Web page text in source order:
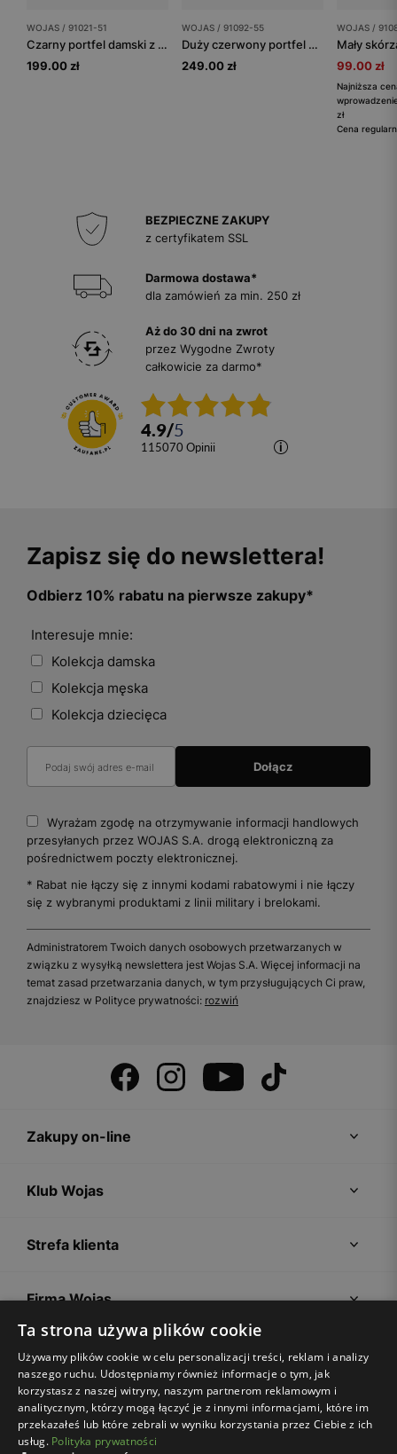
WOJAS / 91021-51
Czarny portfel damski z ozdobnym tłoczeniem
199.00 zł
WOJAS / 91092-55
Duży czerwony portfel ze skóry licowej z RFID
249.00 zł
WOJAS /
99.00 zł
Najniższa
zł
Cena
BEZPIECZNE ZAKUPY
z certyfikatem SSL
Darmowa dostawa*
dla zamówień za min. 250 zł
Aż do 30 dni na zwrot
przez Wygodne Zwroty
całkowicie za darmo*
4.9/5
115070 opinii
Zapisz się do newslettera!
Odbierz 10% rabatu na pierwsze zakupy*
Interesuje mnie:
Kolekcja damska
Kolekcja męska
Kolekcja dziecięca
Wyrażam zgodę na otrzymywanie informacji handlowych
przesyłanych przez WOJAS S.A. drogą elektroniczną za
pośrednictwem poczty elektronicznej.
* Rabat nie łączy się z innymi kodami rabatowymi i nie łączy
się z wybranymi produktami z linii military i brelokami.
Administratorem Twoich danych osobowych przetwarzanych w
związku z wysyłką newslettera jest Wojas S.A. Więcej informacji na
temat zasad przetwarzania danych, w tym przysługujących Ci praw,
znajdziesz w Polityce prywatności: rozwiń
Zakupy on-line
Klub Wojas
Strefa klienta
Firma Wojas
Porady
Ta strona używa plików cookie
Używamy plików cookie w celu personalizacji treści, reklam i analizy
naszego ruchu. Udostępniamy również informacje o tym, jak
korzystasz z naszej witryny, naszym partnerom reklamowym i
analitycznym, którzy mogą łączyć je z innymi informacjami, które im
przekazałeś lub które zebrali w wyniku korzystania przez Ciebie z ich
usług. Polityka prywatności